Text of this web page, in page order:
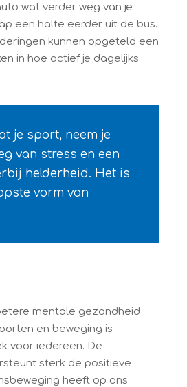
wat verder weg van je
een halte eerder uit de bus.
kunnen opgeteld een
in hoe actief je dagelijks
je sport, neem je
van stress en een
helderheid. Het is
vorm van
mentale gezondheid
en beweging is
voor iedereen. De
sterk de positieve
heeft op ons